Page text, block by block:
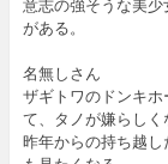
意志の強そうな美
がある。
名無しさん
ザギトワのドンキ
て、タノが嫌らしく
昨年からの持ち越